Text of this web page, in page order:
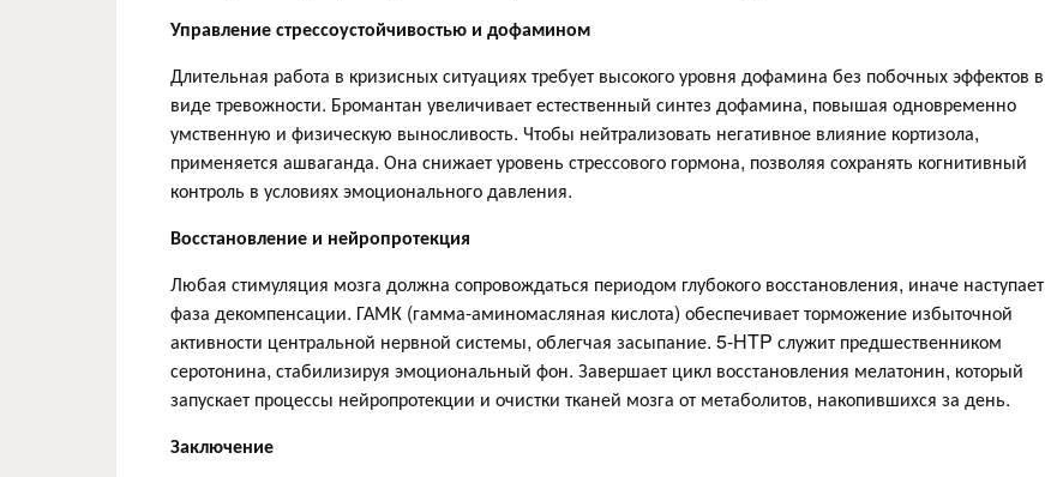
Управление стрессоустойчивостью и дофамином
Длительная работа в кризисных ситуациях требует высокого уровня дофамина без побочных эффектов в
виде тревожности. Бромантан увеличивает естественный синтез дофамина, повышая одновременно
умственную и физическую выносливость. Чтобы нейтрализовать негативное влияние кортизола,
применяется ашваганда. Она снижает уровень стрессового гормона, позволяя сохранять когнитивный
контроль в условиях эмоционального давления.
Восстановление и нейропротекция
Любая стимуляция мозга должна сопровождаться периодом глубокого восстановления, иначе наступает
фаза декомпенсации. ГАМК (гамма-аминомасляная кислота) обеспечивает торможение избыточной
активности центральной нервной системы, облегчая засыпание. 5-HTP служит предшественником
серотонина, стабилизируя эмоциональный фон. Завершает цикл восстановления мелатонин, который
запускает процессы нейропротекции и очистки тканей мозга от метаболитов, накопившихся за день.
Заключение